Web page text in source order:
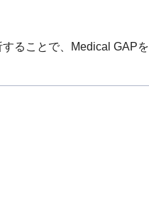
ることで、Medical GAPを